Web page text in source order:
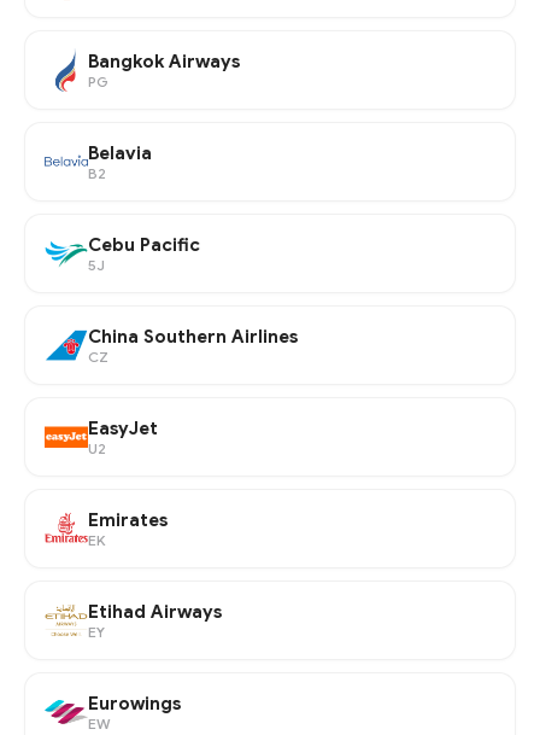
Bangkok Airways
PG
Belavia
B2
Cebu Pacific
5J
China Southern Airlines
CZ
EasyJet
U2
Emirates
EK
Etihad Airways
EY
Eurowings
EW